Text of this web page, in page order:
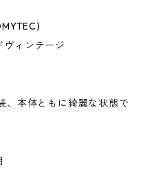
ヴィンテージ
本体ともに綺麗な状態で